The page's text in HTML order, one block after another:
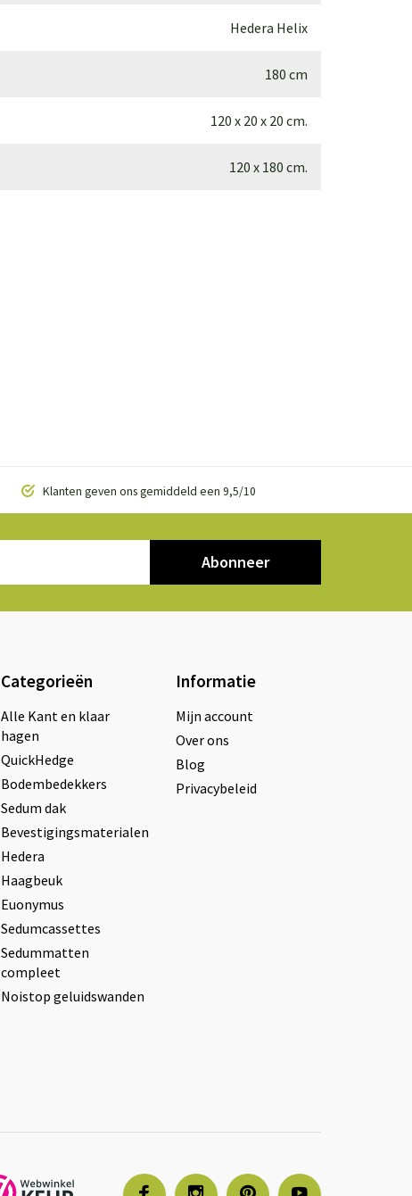
Hedera Helix
180 cm
120 x 20 x 20 cm.
120 x 180 cm.
Klanten geven ons gemiddeld een 9,5/10
Abonneer
Categorieën
Alle Kant en klaar
hagen
QuickHedge
Bodembedekkers
Sedum dak
Bevestigingsmaterialen
Hedera
Haagbeuk
Euonymus
Sedumcassettes
Sedummatten
compleet
Noistop geluidswanden
Informatie
Mijn account
Over ons
Blog
Privacybeleid